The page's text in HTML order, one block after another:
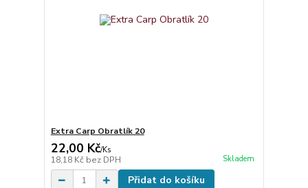
Extra Carp Obratlík 20
22,00 Kč/Ks
18,18 Kč bez DPH Skladem
Přidat do košíku